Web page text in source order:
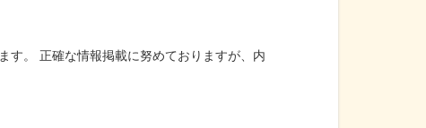
す。 正確な情報掲載に努めておりますが、内